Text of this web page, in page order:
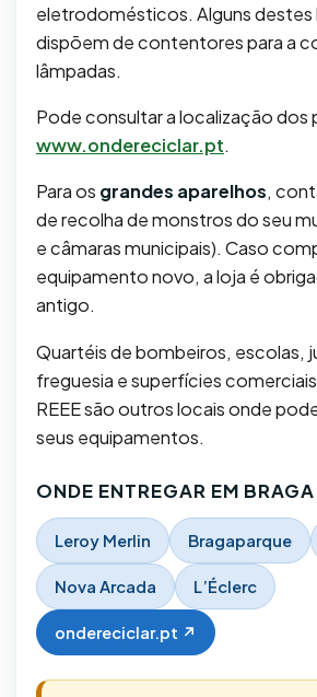
eletrodomésticos. Alguns
dispõem de contentores para a
lâmpadas.
Pode consultar a localização dos
www.ondereciclar.pt.
Para os grandes aparelhos,
de recolha de monstros do seu
e câmaras municipais). Caso
equipamento novo, a loja é
antigo.
Quartéis de bombeiros, escolas,
freguesia e superfícies
REEE são outros locais onde
seus equipamentos.
ONDE ENTREGAR EM BRAGA
Leroy Merlin Bragaparque
Nova Arcada L’Éclerc
ondereciclar.pt ↗